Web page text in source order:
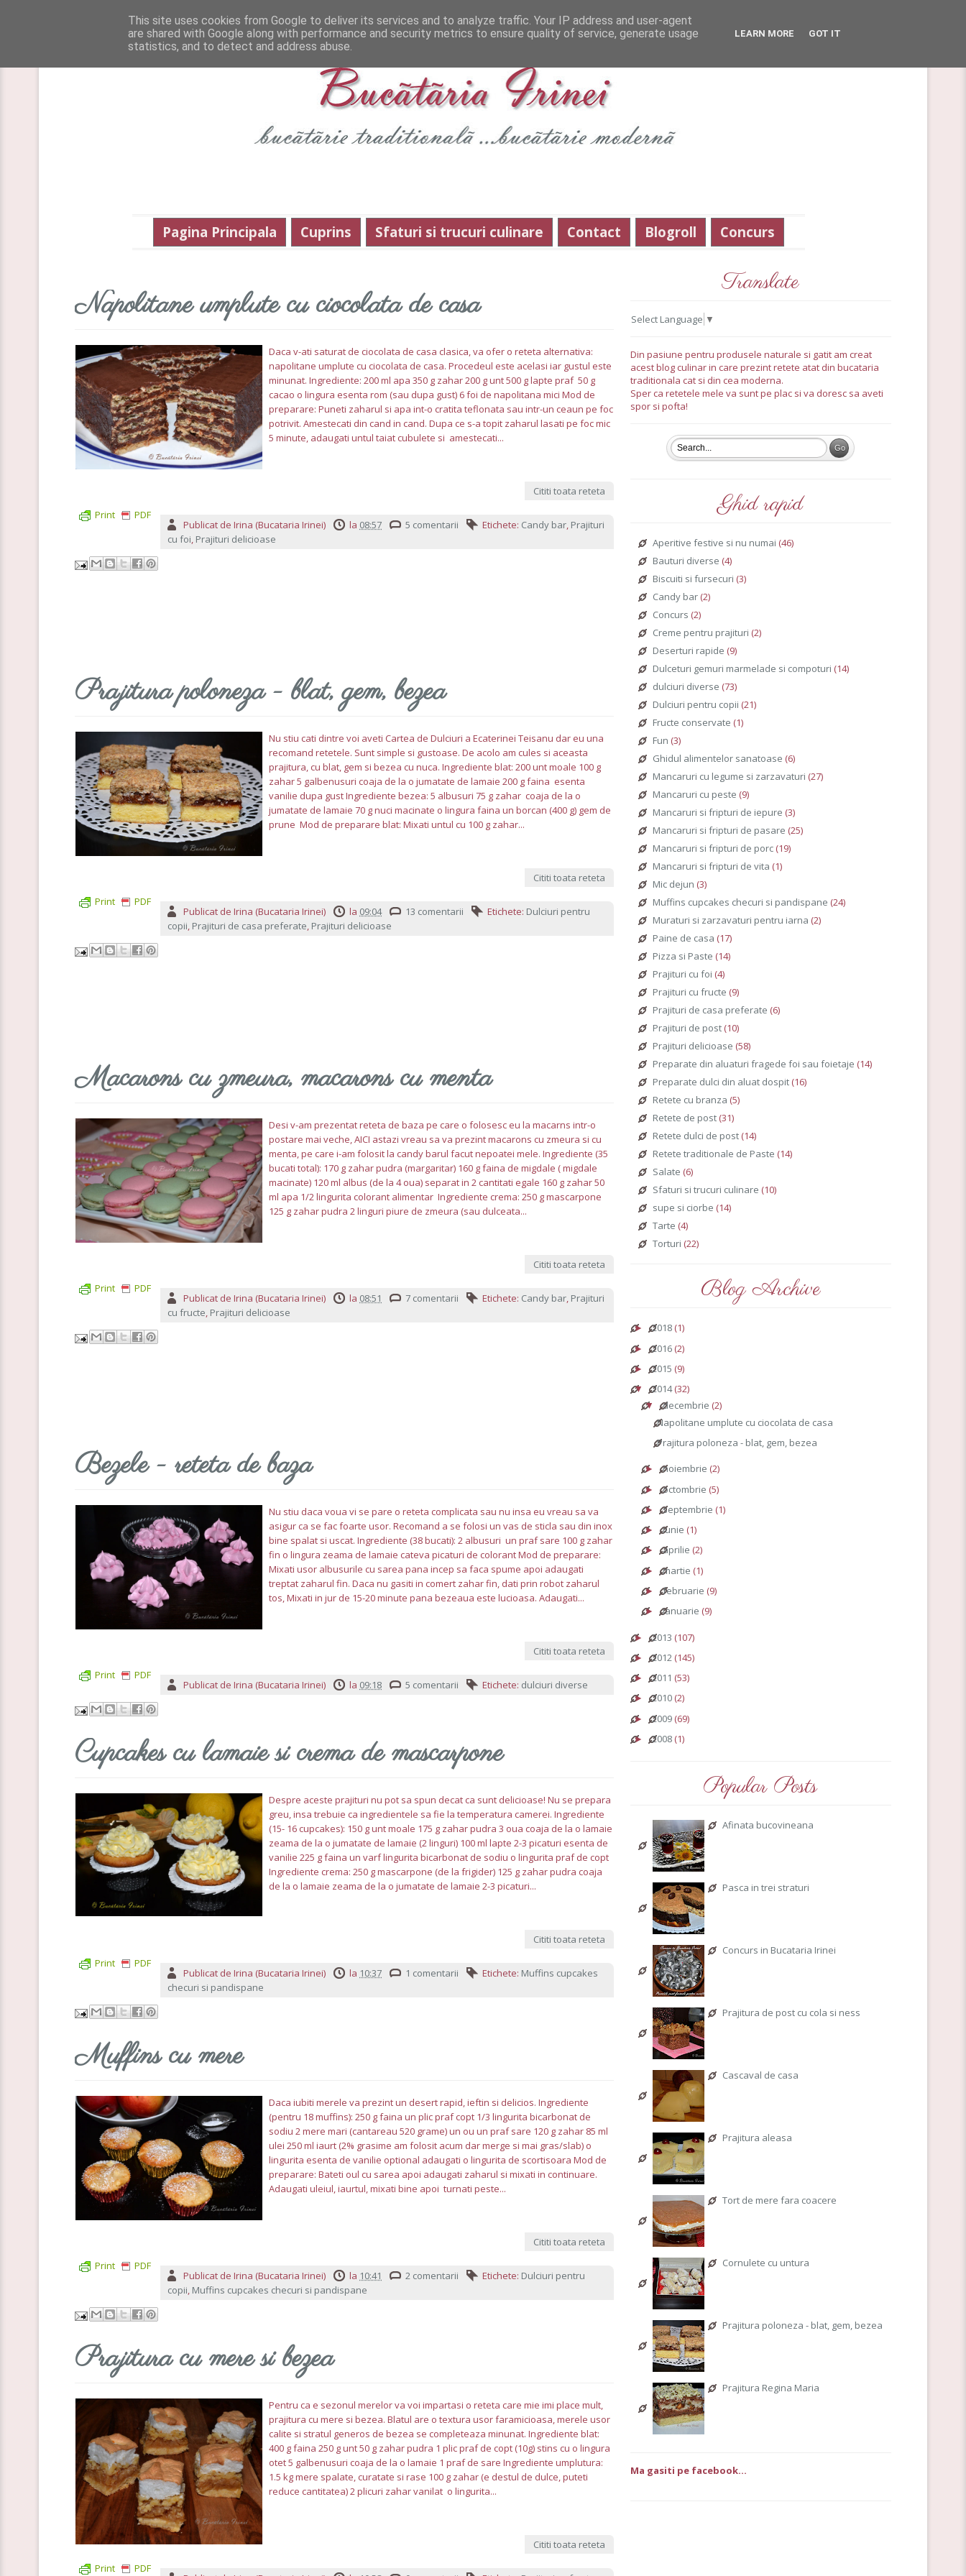
Pagina Principala Cuprins Sfaturi si trucuri culinare Contact Blogroll Concurs
Napolitane umplute cu ciocolata de casa
Daca v-ati saturat de ciocolata de casa clasica, va ofer o reteta alternativa:
napolitane umplute cu ciocolata de casa. Procedeul este acelasi iar gustul este
minunat. Ingrediente: 200 ml apa 350 g zahar 200 g unt 500 g lapte praf 50 g
cacao o lingura esenta rom (sau dupa gust) 6 foi de napolitana mici Mod de
preparare: Puneti zaharul si apa int-o cratita teflonata sau intr-un ceaun pe foc
potrivit. Amestecati din cand in cand. Dupa ce s-a topit zaharul lasati pe foc mic
5 minute, adaugati untul taiat cubulete si amestecati...
Cititi toata reteta
Print
PDF
Publicat deIrina (Bucataria Irinei) la 08:57 5 comentarii Etichete: Candy bar, Prajituri
cu foi, Prajituri delicioase
Prajitura poloneza - blat, gem, bezea
Nu stiu cati dintre voi aveti Cartea de Dulciuri a Ecaterinei Teisanu dar eu una
recomand retetele. Sunt simple si gustoase. De acolo am cules si aceasta
prajitura, cu blat, gem si bezea cu nuca. Ingrediente blat: 200 unt moale 100 g
zahar 5 galbenusuri coaja de la o jumatate de lamaie 200 g faina esenta
vanilie dupa gust Ingrediente bezea: 5 albusuri 75 g zahar coaja de la o
jumatate de lamaie 70 g nuci macinate o lingura faina un borcan (400 g) gem de
prune Mod de preparare blat: Mixati untul cu 100 g zahar...
Cititi toata reteta
Print
PDF
Publicat deIrina (Bucataria Irinei) la 09:04 13 comentarii Etichete: Dulciuri pentru
copii, Prajituri de casa preferate, Prajituri delicioase
Macarons cu zmeura, macarons cu menta
Desi v-am prezentat reteta de baza pe care o folosesc eu la macarns intr-o
postare mai veche, AICI astazi vreau sa va prezint macarons cu zmeura si cu
menta, pe care i-am folosit la candy barul facut nepoatei mele. Ingrediente (35
bucati total): 170 g zahar pudra (margaritar) 160 g faina de migdale ( migdale
macinate) 120 ml albus (de la 4 oua) separat in 2 cantitati egale 160 g zahar 50
ml apa 1/2 lingurita colorant alimentar Ingrediente crema: 250 g mascarpone
125 g zahar pudra 2 linguri piure de zmeura (sau dulceata...
Cititi toata reteta
Print
PDF
Publicat deIrina (Bucataria Irinei) la 08:51 7 comentarii Etichete: Candy bar, Prajituri
cu fructe, Prajituri delicioase
Bezele - reteta de baza
Nu stiu daca voua vi se pare o reteta complicata sau nu insa eu vreau sa va
asigur ca se fac foarte usor. Recomand a se folosi un vas de sticla sau din inox
bine spalat si uscat. Ingrediente (38 bucati): 2 albusuri un praf sare 100 g zahar
fin o lingura zeama de lamaie cateva picaturi de colorant Mod de preparare:
Mixati usor albusurile cu sarea pana incep sa faca spume apoi adaugati
treptat zaharul fin. Daca nu gasiti in comert zahar fin, dati prin robot zaharul
tos, Mixati in jur de 15-20 minute pana bezeaua este lucioasa. Adaugati...
Cititi toata reteta
Print
PDF
Publicat deIrina (Bucataria Irinei) la 09:18 5 comentarii Etichete: dulciuri diverse
Cupcakes cu lamaie si crema de mascarpone
Despre aceste prajituri nu pot sa spun decat ca sunt delicioase! Nu se prepara
greu, insa trebuie ca ingredientele sa fie la temperatura camerei. Ingrediente
(15- 16 cupcakes): 150 g unt moale 175 g zahar pudra 3 oua coaja de la o lamaie
zeama de la o jumatate de lamaie (2 linguri) 100 ml lapte 2-3 picaturi esenta de
vanilie 225 g faina un varf lingurita bicarbonat de sodiu o lingurita praf de copt
Ingrediente crema: 250 g mascarpone (de la frigider) 125 g zahar pudra coaja
de la o lamaie zeama de la o jumatate de lamaie 2-3 picaturi...
Cititi toata reteta
Print
PDF
Publicat deIrina (Bucataria Irinei) la 10:37 1 comentarii Etichete: Muffins cupcakes
checuri si pandispane
Muffins cu mere
Daca iubiti merele va prezint un desert rapid, ieftin si delicios. Ingrediente
(pentru 18 muffins): 250 g faina un plic praf copt 1/3 lingurita bicarbonat de
sodiu 2 mere mari (cantareau 520 grame) un ou un praf sare 120 g zahar 85 ml
ulei 250 ml iaurt (2% grasime am folosit acum dar merge si mai gras/slab) o
lingurita esenta de vanilie optional adaugati o lingurita de scortisoara Mod de
preparare: Bateti oul cu sarea apoi adaugati zaharul si mixati in continuare.
Adaugati uleiul, iaurtul, mixati bine apoi turnati peste...
Cititi toata reteta
Print
PDF
Publicat deIrina (Bucataria Irinei) la 10:41 2 comentarii Etichete: Dulciuri pentru
copii, Muffins cupcakes checuri si pandispane
Prajitura cu mere si bezea
Pentru ca e sezonul merelor va voi impartasi o reteta care mie imi place mult,
prajitura cu mere si bezea. Blatul are o textura usor faramicioasa, merele usor
calite si stratul generos de bezea se completeaza minunat. Ingrediente blat:
400 g faina 250 g unt 50 g zahar pudra 1 plic praf de copt (10g) stins cu o lingura
otet 5 galbenusuri coaja de la o lamaie 1 praf de sare Ingrediente umplutura:
1.5 kg mere spalate, curatate si rase 100 g zahar (e destul de dulce, puteti
reduce cantitatea) 2 plicuri zahar vanilat o lingurita...
Cititi toata reteta
Print
PDF
Translate
Select Language ▼
Din pasiune pentru produsele naturale si gatit am creat
acest blog culinar in care prezint retete atat din bucataria
traditionala cat si din cea moderna.
Sper ca retetele mele va sunt pe plac si va doresc sa aveti
spor si pofta!
Ghid rapid
Aperitive festive si nu numai (46)
Bauturi diverse (4)
Biscuiti si fursecuri (3)
Candy bar (2)
Concurs (2)
Creme pentru prajituri (2)
Deserturi rapide (9)
Dulceturi gemuri marmelade si compoturi (14)
dulciuri diverse (73)
Dulciuri pentru copii (21)
Fructe conservate (1)
Fun (3)
Ghidul alimentelor sanatoase (6)
Mancaruri cu legume si zarzavaturi (27)
Mancaruri cu peste (9)
Mancaruri si fripturi de iepure (3)
Mancaruri si fripturi de pasare (25)
Mancaruri si fripturi de porc (19)
Mancaruri si fripturi de vita (1)
Mic dejun (3)
Muffins cupcakes checuri si pandispane (24)
Muraturi si zarzavaturi pentru iarna (2)
Paine de casa (17)
Pizza si Paste (14)
Prajituri cu foi (4)
Prajituri cu fructe (9)
Prajituri de casa preferate (6)
Prajituri de post (10)
Prajituri delicioase (58)
Preparate din aluaturi fragede foi sau foietaje (14)
Preparate dulci din aluat dospit (16)
Retete cu branza (5)
Retete de post (31)
Retete dulci de post (14)
Retete traditionale de Paste (14)
Salate (6)
Sfaturi si trucuri culinare (10)
supe si ciorbe (14)
Tarte (4)
Torturi (22)
Blog Archive
► 2018 (1)
► 2016 (2)
► 2015 (9)
▼ 2014 (32)
▼ decembrie (2)
Napolitane umplute cu ciocolata de casa
Prajitura poloneza - blat, gem, bezea
► noiembrie (2)
► octombrie (5)
► septembrie (1)
► iunie (1)
► aprilie (2)
► martie (1)
► februarie (9)
► ianuarie (9)
► 2013 (107)
► 2012 (145)
► 2011 (53)
► 2010 (2)
► 2009 (69)
► 2008 (1)
Popular Posts
Afinata bucovineana
Pasca in trei straturi
Concurs in Bucataria Irinei
Prajitura de post cu cola si ness
Cascaval de casa
Prajitura aleasa
Tort de mere fara coacere
Cornulete cu untura
Prajitura poloneza - blat, gem, bezea
Prajitura Regina Maria
Ma gasiti pe facebook...
This site uses cookies from Google to deliver its services and to analyze traffic. Your IP address and user-agent
are shared with Google along with performance and security metrics to ensure quality of service, generate usage
statistics, and to detect and address abuse.
LEARN MORE GOT IT